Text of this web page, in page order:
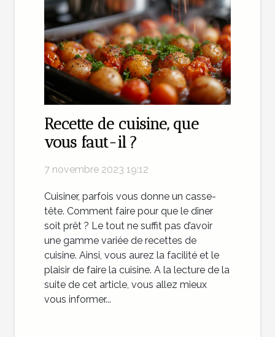
Recette de cuisine, que
vous faut-il ?
7 novembre 2023 19:12
Cuisiner, parfois vous donne un casse-
tête. Comment faire pour que le dîner
soit prêt ? Le tout ne suffit pas d’avoir
une gamme variée de recettes de
cuisine. Ainsi, vous aurez la facilité et le
plaisir de faire la cuisine. A la lecture de la
suite de cet article, vous allez mieux
vous informer...